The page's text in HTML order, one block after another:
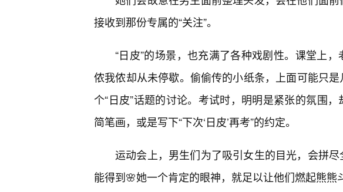
接收到那份专属的“关注”。
“日皮”的场景，也充满了各种戏剧性。课堂上
侬我侬却从未停歇。偷偷传的小纸条，上面可能只
个“日皮”话题的讨论。考试时，明明是紧张的氛围
简笔画，或是写下“下次‘日皮’再考”的约定。
运动会上，男生们为了吸引女生的目光，会拼
能得到🌸她一个肯定的眼神，就足以让他们燃起熊熊